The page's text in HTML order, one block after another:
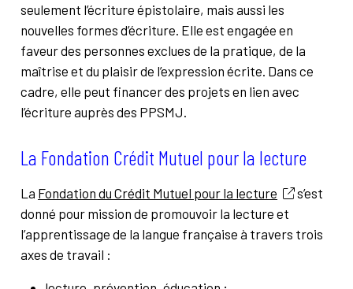
seulement l’écriture épistolaire, mais aussi les
nouvelles formes d’écriture. Elle est engagée en
faveur des personnes exclues de la pratique, de la
maîtrise et du plaisir de l’expression écrite. Dans ce
cadre, elle peut financer des projets en lien avec
l’écriture auprès des PPSMJ.
La Fondation Crédit Mutuel pour la lecture
La Fondation du Crédit Mutuel pour la lecture
s’est
donné pour mission de promouvoir la lecture et
l’apprentissage de la langue française à travers trois
axes de travail :